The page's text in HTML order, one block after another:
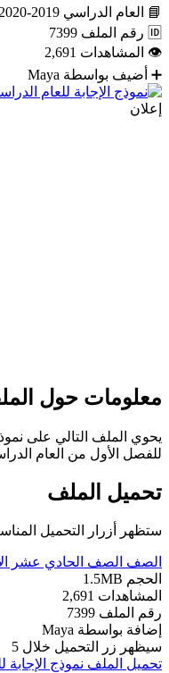
📘 العام الدراسي 2019-2020
🆔 رقم الملف 7399
👁 المشاهدات 2,691
➕ أضيف بواسطة Maya
إعلان
معلومات حول
يحوي الملف التالي على
للفصل الأول من العام الدراسي 2019-2020 وفق المنهاج الكويتي الحديث ----- مع التمنيات لجميع الطلبة
تحميل الملف
ستظهر أزرار التحميل
الصف الصف الحادي عشر
الحجم 1.5MB
المشاهدات 2,691
رقم الملف 7399
إضافة بواسطة Maya
سيظهر زر التحميل خلال 5
تحميل الملف نموذج الإجابة